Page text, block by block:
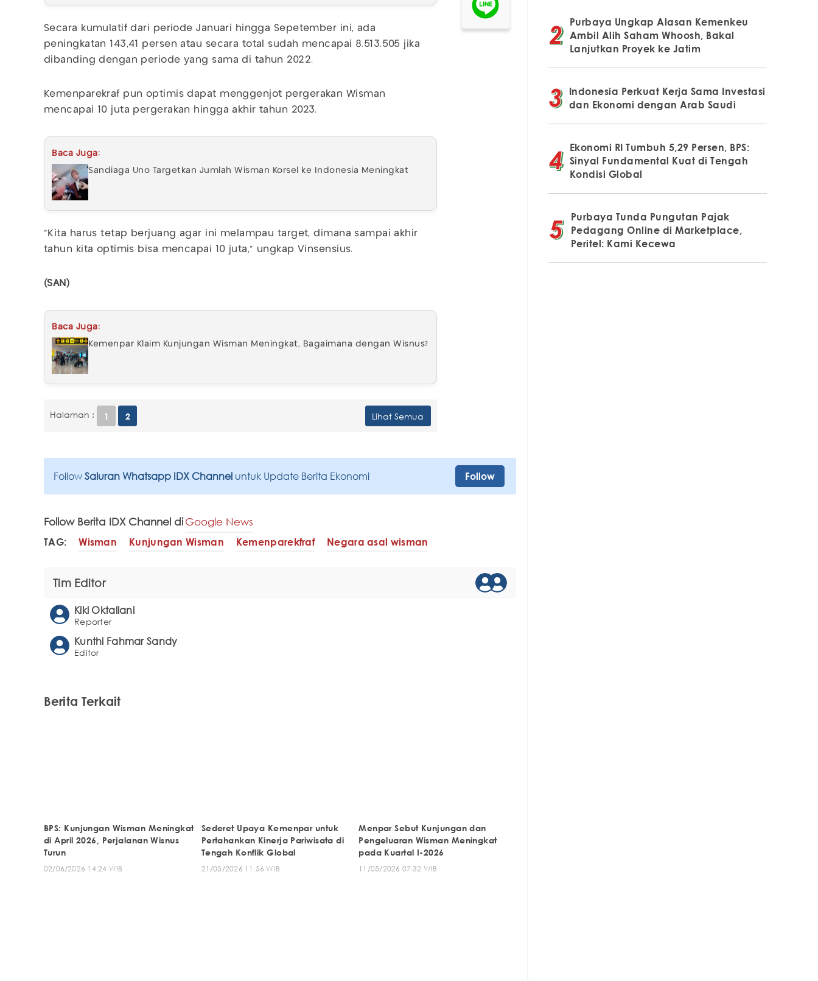
Secara kumulatif dari periode Januari hingga Sepetember ini, ada
peningkatan 143,41 persen atau secara total sudah mencapai 8.513.505 jika
dibanding dengan periode yang sama di tahun 2022.
Kemenparekraf pun optimis dapat menggenjot pergerakan Wisman
mencapai 10 juta pergerakan hingga akhir tahun 2023.
Baca Juga:
Sandiaga Uno Targetkan Jumlah Wisman Korsel ke Indonesia Meningkat
“Kita harus tetap berjuang agar ini melampau target, dimana sampai akhir
tahun kita optimis bisa mencapai 10 juta,” ungkap Vinsensius.
(SAN)
Baca Juga:
Kemenpar Klaim Kunjungan Wisman Meningkat, Bagaimana dengan Wisnus?
Halaman : 1 2 Lihat Semua
Follow Saluran Whatsapp IDX Channel untuk Update Berita Ekonomi Follow
Follow Berita IDX Channel diGoogle News
TAG: Wisman Kunjungan Wisman Kemenparekfraf Negara asal wisman
Tim Editor
Kiki Oktaliani
Reporter
Kunthi Fahmar Sandy
Editor
Berita Terkait
BPS: Kunjungan Wisman Meningkat
di April 2026, Perjalanan Wisnus
Turun
02/06/2026 14:24 WIB
Sederet Upaya Kemenpar untuk
Pertahankan Kinerja Pariwisata di
Tengah Konflik Global
21/05/2026 11:56 WIB
Menpar Sebut Kunjungan dan
Pengeluaran Wisman Meningkat
pada Kuartal I-2026
11/05/2026 07:32 WIB
Purbaya Ungkap Alasan Kemenkeu
Ambil Alih Saham Whoosh, Bakal
Lanjutkan Proyek ke Jatim
Indonesia Perkuat Kerja Sama Investasi
dan Ekonomi dengan Arab Saudi
Ekonomi RI Tumbuh 5,29 Persen, BPS:
Sinyal Fundamental Kuat di Tengah
Kondisi Global
Purbaya Tunda Pungutan Pajak
Pedagang Online di Marketplace,
Peritel: Kami Kecewa